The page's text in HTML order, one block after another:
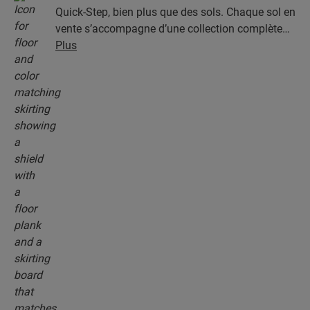
Quick-Step, bien plus que des sols. Chaque sol en
vente s’accompagne d’une collection complète
d’accessoires, parmi lesquels des sous-couches,
Plus